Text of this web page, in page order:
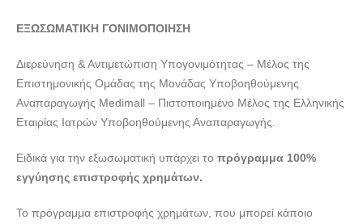
ΕΞΩΣΩΜΑΤΙΚΗ ΓΟΝΙΜΟΠΟΙΗΣΗ
Διερεύνηση & Αντιμετώπιση Υπογoνιμότητας – Μέλος της
Επιστημονικής Ομάδας της Μονάδας Υποβοηθούμενης
Αναπαραγωγής Medimall – Πιστοποιημένο Μέλος της Ελληνικής
Εταιρίας Ιατρών Υποβοηθούμενης Αναπαραγωγής.
Ειδικά για την εξωσωματική υπάρχει το πρόγραμμα 100%
εγγύησης επιστροφής χρημάτων.
Το πρόγραμμα επιστροφής χρημάτων, που μπορεί κάποιο